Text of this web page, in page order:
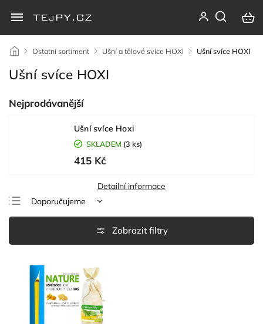
/ Ostatní sortiment / Ušní a tělové svíce HOXI / Ušní svíce HOXI
Ušní svíce HOXI
Nejprodávanější
Ušní svíce Hoxi
SKLADEM (3 ks)
415 Kč
Detailní informace
Doporučujeme
Nejlevnější
Abecedně